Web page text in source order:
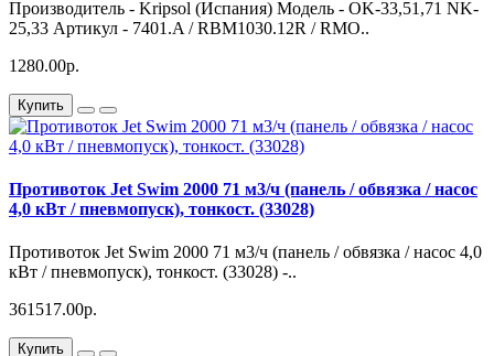
Производитель - Kripsol (Испания) Модель - OK-33,51,71 NK-
25,33 Артикул - 7401.A / RBM1030.12R / RMO..
1280.00р.
Купить
Противоток Jet Swim 2000 71 м3/ч (панель / обвязка / насос
4,0 кВт / пневмопуск), тонкост. (33028)
Противоток Jet Swim 2000 71 м3/ч (панель / обвязка / насос 4,0
кВт / пневмопуск), тонкост. (33028) -..
361517.00р.
Купить